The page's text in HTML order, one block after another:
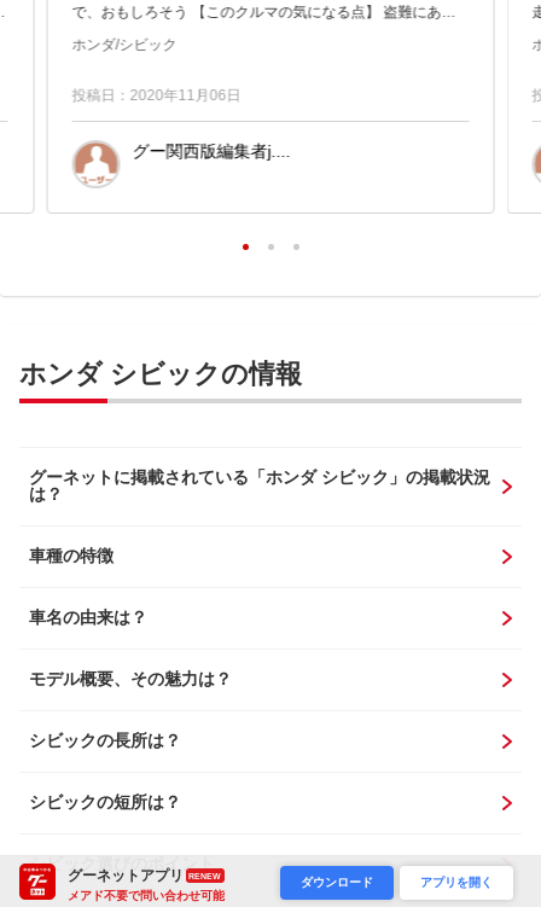
グーネットアプリ RENEW
メアド不要で問い合わせ可能
ダウンロード アプリを開く
で、おもしろそう 【このクルマの気になる点】 盗難にあわ
ないかが心配です。シビック窃盗団もいたときいたことが
あ...
ホンダ/シビック
投稿日：2020年11月06日
グー関西版編集者j....
ホンダ シビックの情報
グーネットに掲載されている「ホンダ シビック」の掲載状況
は？
車種の特徴
車名の由来は？
モデル概要、その魅力は？
シビックの長所は？
シビックの短所は？
シビック選びのポイント